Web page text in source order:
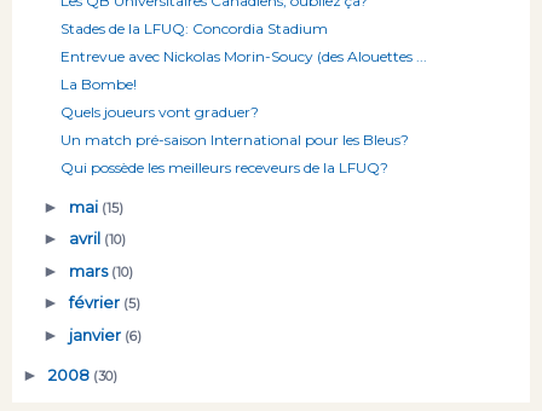
Stades de la LFUQ: Concordia Stadium
Entrevue avec Nickolas Morin-Soucy (des Alouettes ...
La Bombe!
Quels joueurs vont graduer?
Un match pré-saison International pour les Bleus?
Qui possède les meilleurs receveurs de la LFUQ?
► mai (15)
► avril (10)
► mars (10)
►février (5)
► janvier (6)
► 2008 (30)